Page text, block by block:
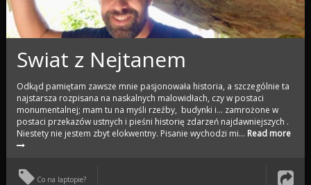
Swiat z Nejtanem
Odkąd pamiętam zawsze mnie pasjonowała historia, a szczególnie ta
najstarsza rozpisana na naskalnych malowidłach, czy w postaci
monumentalnej; mam tu na myśli rzeźby, budynki i… zamrożone w
postaci przekazów ustnych i pieśni historię zdarzeń najdawniejszych .
Niestety nie jestem zbyt elokwentny. Pisanie wychodzi mi... Read more
Co na laptopie?